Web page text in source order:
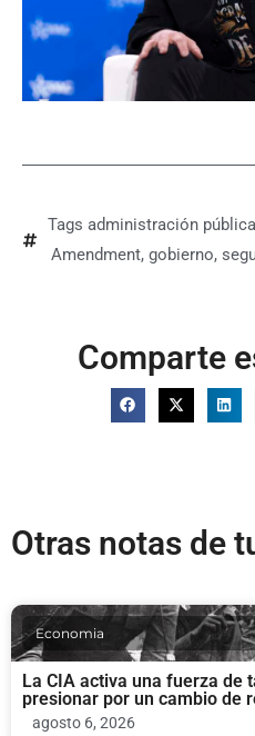
Tags administración pública
Amendment, gobierno,
Comparte
Otras notas de
Economia
La CIA activa una fuerza de
presionar por un cambio de
agosto 6, 2026